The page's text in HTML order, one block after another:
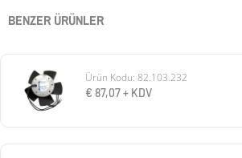
BENZER ÜRÜNLER
Ürün Kodu: 82.103.232
€ 87,07+ KDV